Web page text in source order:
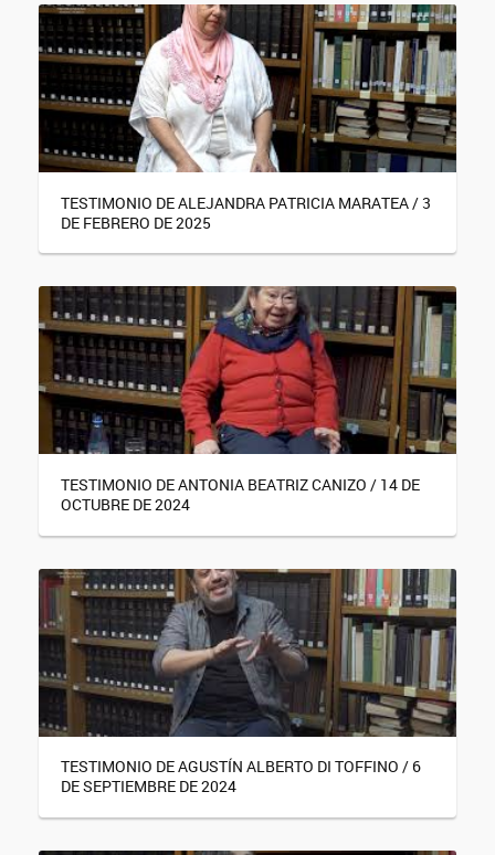
TESTIMONIO DE ALEJANDRA PATRICIA MARATEA / 3
DE FEBRERO DE 2025
TESTIMONIO DE ANTONIA BEATRIZ CANIZO / 14 DE
OCTUBRE DE 2024
TESTIMONIO DE AGUSTÍN ALBERTO DI TOFFINO / 6
DE SEPTIEMBRE DE 2024